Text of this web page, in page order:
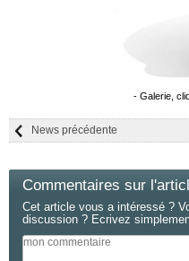
- Galerie,
News précédente
Commentaires sur
Cet article vous a intéressé ?
discussion ? Ecrivez